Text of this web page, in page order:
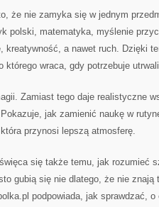
że nie zamyka się w jednym
polski, matematyka, myślenie
kreatywność, a nawet ruch. Dzięki
którego wraca, gdy potrzebuje
Zamiast tego daje realistyczne
jak zamienić naukę w
przynosi lepszą atmosferę.
się także temu, jak rozumieć
gubią się nie dlatego, że nie
podpowiada, jak sprawdzać,